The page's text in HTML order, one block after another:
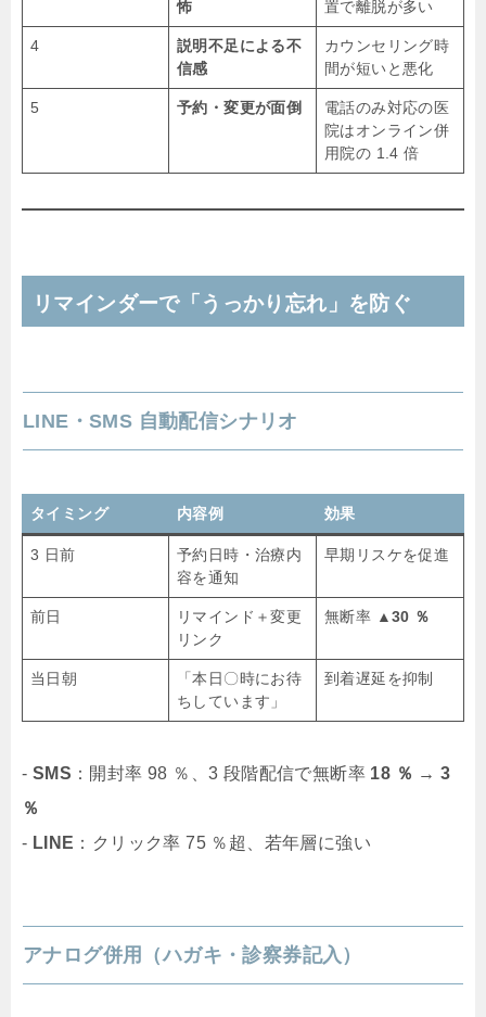
怖 置で離脱が多い
4
説明不足による不
信感
カウンセリング時
間が短いと悪化
5 予約・変更が面倒
電話のみ対応の医
院はオンライン併
用院の 1.4 倍
リマインダーで「うっかり忘れ」を防ぐ
LINE・SMS 自動配信シナリオ
タイミング 内容例 効果
3 日前
予約日時・治療内
容を通知
早期リスケを促進
前日
リマインド＋変更
リンク
無断率 ▲30 ％
当日朝
「本日〇時にお待
ちしています」
到着遅延を抑制
‐ SMS ：開封率 98 ％、3 段階配信で無断率 18 ％ → 3
％
‐ LINE ：クリック率 75 ％超、若年層に強い
アナログ併用（ハガキ・診察券記入）